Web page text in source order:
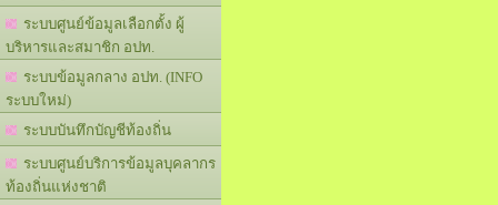
ระบบศูนย์ข้อมูลเลือกตั้ง ผู้
บริหารและสมาชิก อปท.
ระบบข้อมูลกลาง อปท. (INFO
ระบบใหม่)
ระบบบันทึกบัญชีท้องถิ่น
ระบบศูนย์บริการข้อมูลบุคลากร
ท้องถิ่นแห่งชาติ